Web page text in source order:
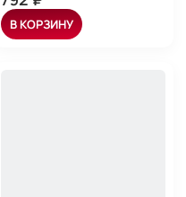
В КОРЗИНУ